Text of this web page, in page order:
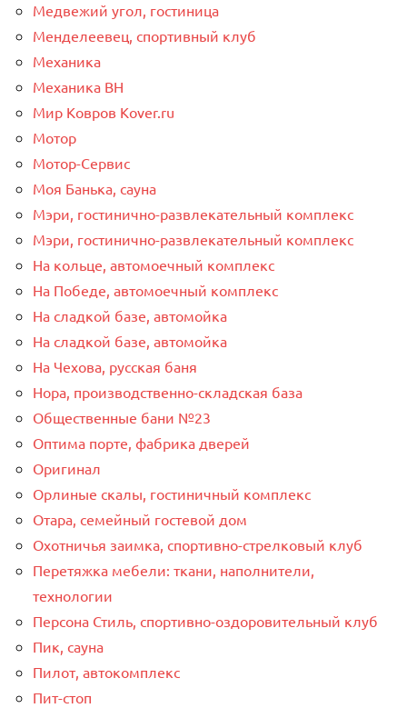
Медвежий угол, гостиница
Менделеевец, спортивный клуб
Механика
Механика ВН
Мир Ковров Коvеr.ru
Мотор
Мотор-Сервис
Моя Банька, сауна
Мэри, гостинично-развлекательный комплекс
Мэри, гостинично-развлекательный комплекс
На кольце, автомоечный комплекс
На Победе, автомоечный комплекс
На сладкой базе, автомойка
На сладкой базе, автомойка
На Чехова, русская баня
Нора, производственно-складская база
Общественные бани №23
Оптима порте, фабрика дверей
Оригинал
Орлиные скалы, гостиничный комплекс
Отара, семейный гостевой дом
Охотничья заимка, спортивно-стрелковый клуб
Перетяжка мебели: ткани, наполнители,
технологии
Персона Стиль, спортивно-оздоровительный клуб
Пик, сауна
Пилот, автокомплекс
Пит-стоп